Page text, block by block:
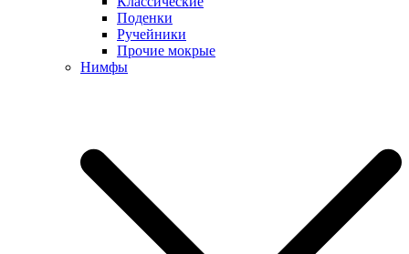
Поденки
Ручейники
Прочие мокрые
Нимфы